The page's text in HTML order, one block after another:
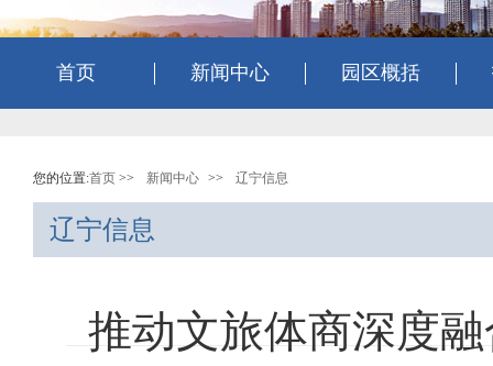
首页 新闻中心 园区概括
您的位置:首页 >> 新闻中心 >> 辽宁信息
辽宁信息
推动文旅体商深度